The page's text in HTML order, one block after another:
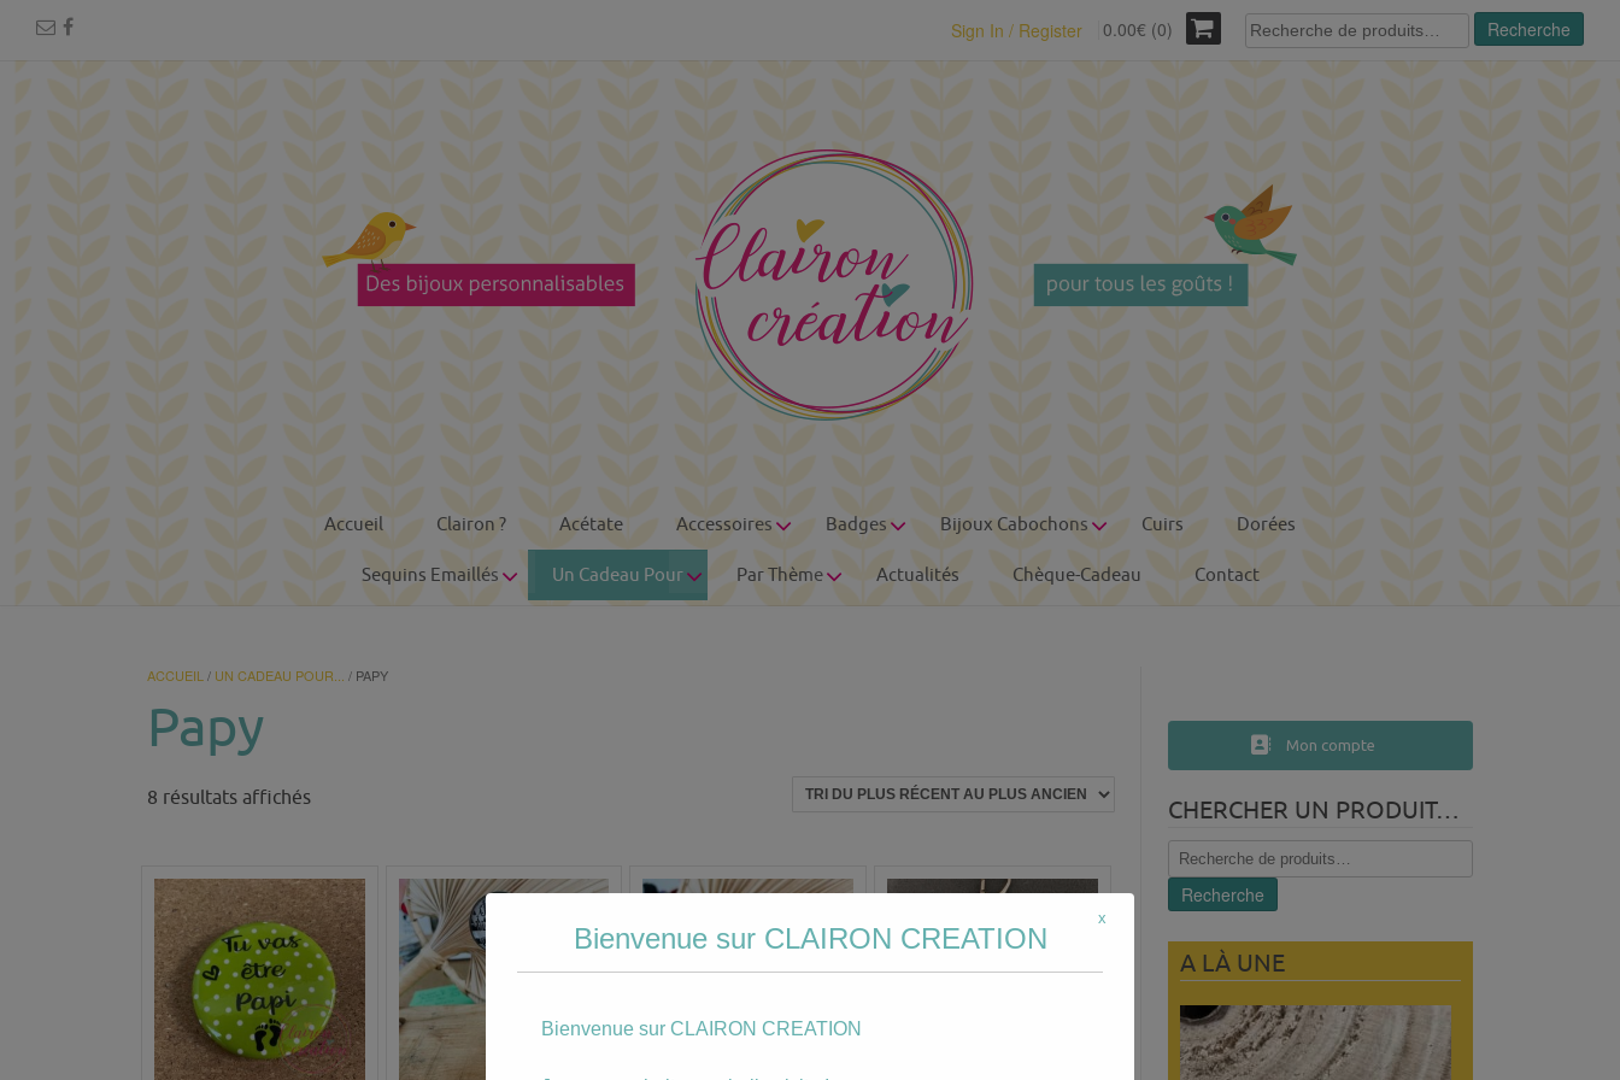
Sign In / Register 0.00€ (0)
Recherche
pour :
Recherche
Accueil Clairon ? Acétate Accessoires Badges Bijoux Cabochons Cuirs Dorées
Sequins Emaillés Un Cadeau Pour Par Thème Actualités Chèque-Cadeau Contact
ACCUEIL / UN CADEAU POUR... / PAPY
Papy
8 résultats affichésTrié
récent
au
plus
ancien
Mon compte
CHERCHER UN PRODUIT…
Recherche
pour :
Recherche
A LÀ UNE
Bienvenue sur CLAIRON CREATION
Bienvenue sur CLAIRON CREATION
x